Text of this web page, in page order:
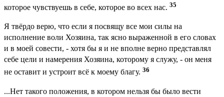
которое чувствуешь в себе, которое во всех нас. 35
Я твёрдо верю, что если я посвящу все мои силы на
исполнение воли Хозяина, так ясно выраженной в его словах
и в моей совести, - хотя бы я и не вполне верно представлял
себе цели и намерения Хозяина, которому я служу, - он меня
не оставит и устроит всё к моему благу. 36
...Нет такого положения, в котором нельзя бы было вести